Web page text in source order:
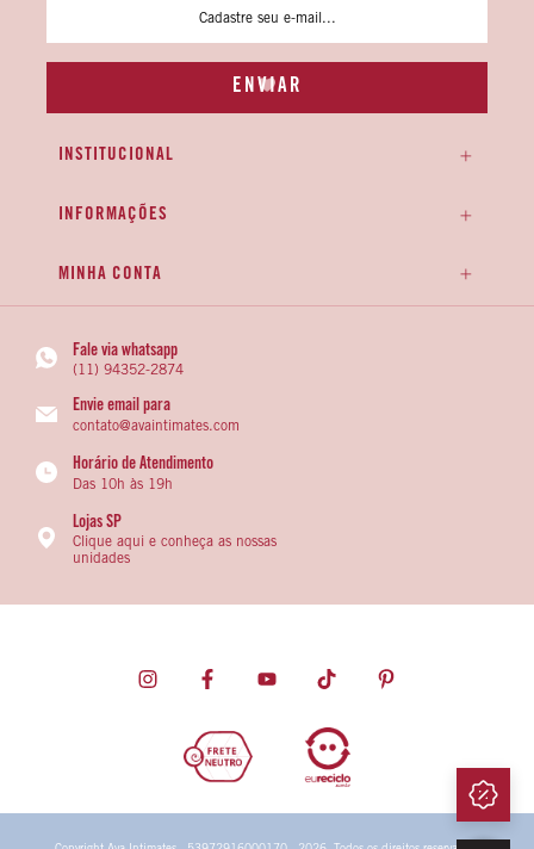
INSTITUCIONAL
INFORMAÇÕES
MINHA CONTA
Fale via whatsapp
(11) 94352-2874
Envie email para
contato@avaintimates.com
Horário de Atendimento
Das 10h às 19h
Lojas SP
Clique aqui e conheça as nossas
unidades